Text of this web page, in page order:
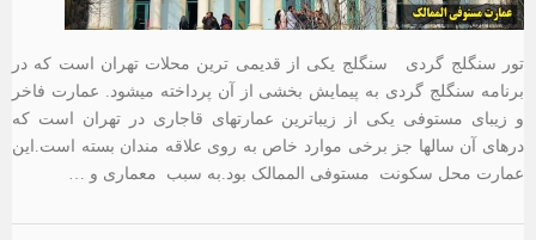
تور سنگلج گردی سنگلج یکی از قدیمی ترین محلات تهران است که در
برنامه سنگلج گردی به پیمایش بخشی از آن پرداخته میشود. عمارت فاخر
و زیبای مستوفی یکی از زیباترین عمارتهای قاجاری در تهران است که
درهای آن سالها جز برخی موارد خاص به روی علاقه مندان بسته است.این
عمارت محل سکونت مستوفی الممالک بود.به سبب معماری و …